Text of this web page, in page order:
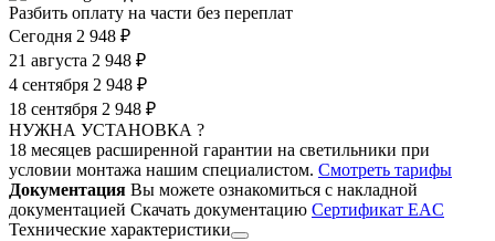
Разбить оплату на части без переплат
Сегодня 2 948 ₽
21 августа 2 948 ₽
4 сентября 2 948 ₽
18 сентября 2 948 ₽
НУЖНА УСТАНОВКА ?
18 месяцев расширенной гарантии на светильники при
условии монтажа нашим специалистом. Смотреть тарифы
Документация Вы можете ознакомиться с накладной
документацией Скачать документацию Cертификат EAC
Технические характеристики